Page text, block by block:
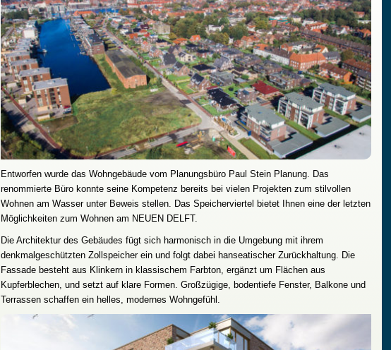
Entworfen wurde das Wohngebäude vom Planungsbüro Paul Stein Planung. Das
renommierte Büro konnte seine Kompetenz bereits bei vielen Projekten zum stilvollen
Wohnen am Wasser unter Beweis stellen. Das Speicherviertel bietet Ihnen eine der letzten
Möglichkeiten zum Wohnen am NEUEN DELFT.
Die Architektur des Gebäudes fügt sich harmonisch in die Umgebung mit ihrem
denkmalgeschützten Zollspeicher ein und folgt dabei hanseatischer Zurückhaltung. Die
Fassade besteht aus Klinkern in klassischem Farbton, ergänzt um Flächen aus
Kupferblechen, und setzt auf klare Formen. Großzügige, bodentiefe Fenster, Balkone und
Terrassen schaffen ein helles, modernes Wohngefühl.